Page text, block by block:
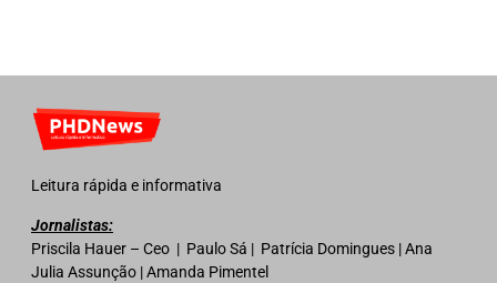
Leitura rápida e informativa
Jornalistas:
Priscila Hauer – Ceo | Paulo Sá | Patrícia Domingues | Ana
Julia Assunção | Amanda Pimentel